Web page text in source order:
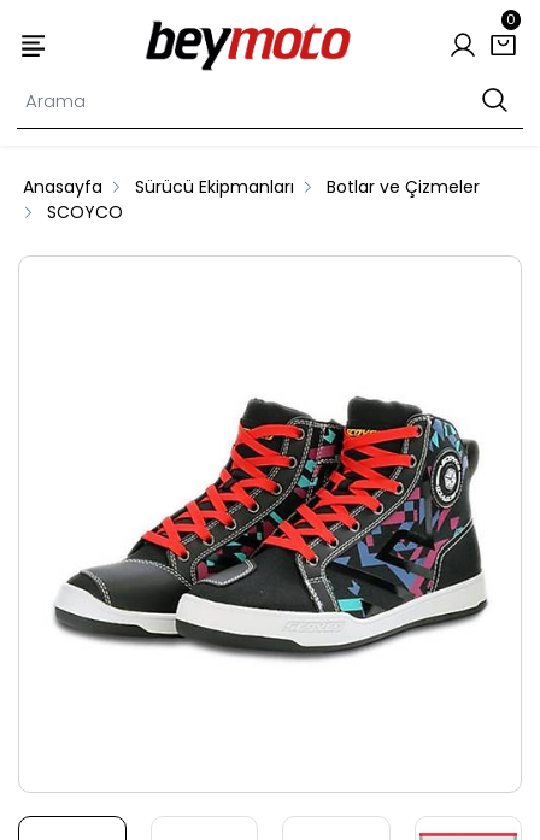
0
Anasayfa Sürücü Ekipmanları
Botlar ve Çizmeler
SCOYCO